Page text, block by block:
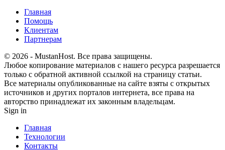
Главная
Помощь
Клиентам
Партнерам
© 2026 - MustanHost. Все права защищены.
Любое копирование материалов с нашего ресурса разрешается
только с обратной активной ссылкой на страницу статьи.
Все материалы опубликованные на сайте взяты с открытых
источников и других порталов интернета, все права на
авторство принадлежат их законным владельцам.
Sign in
Главная
Технологии
Контакты